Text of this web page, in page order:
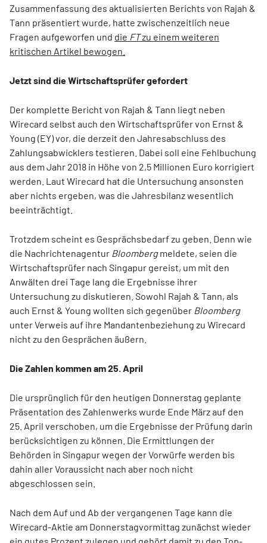
Zusammenfassung des aktualisierten Berichts von Rajah &
Tann präsentiert wurde, hatte zwischenzeitlich neue
Fragen aufgeworfen und die FTzu einem weiteren
kritischen Artikel bewogen.
Jetzt sind die Wirtschaftsprüfer gefordert
Der komplette Bericht von Rajah & Tann liegt neben
Wirecard selbst auch den Wirtschaftsprüfer von Ernst &
Young (EY) vor, die derzeit den Jahresabschluss des
Zahlungsabwicklers testieren. Dabei soll eine Fehlbuchung
aus dem Jahr 2018 in Höhe von 2,5 Millionen Euro korrigiert
werden. Laut Wirecard hat die Untersuchung ansonsten
aber nichts ergeben, was die Jahresbilanz wesentlich
beeinträchtigt.
Trotzdem scheint es Gesprächsbedarf zu geben. Denn wie
die Nachrichtenagentur Bloombergmeldete, seien die
Wirtschaftsprüfer nach Singapur gereist, um mit den
Anwälten drei Tage lang die Ergebnisse ihrer
Untersuchung zu diskutieren. Sowohl Rajah & Tann, als
auch Ernst & Young wollten sich gegenüber Bloomberg
unter Verweis auf ihre Mandantenbeziehung zu Wirecard
nicht zu den Gesprächen äußern.
Die Zahlen kommen am 25. April
Die ursprünglich für den heutigen Donnerstag geplante
Präsentation des Zahlenwerks wurde Ende März auf den
25. April verschoben, um die Ergebnisse der Prüfung darin
berücksichtigen zu können. Die Ermittlungen der
Behörden in Singapur wegen der Vorwürfe werden bis
dahin aller Voraussicht nach aber noch nicht
abgeschlossen sein.
Nach dem Auf und Ab der vergangenen Tage kann die
Wirecard-Aktie am Donnerstagvormittag zunächst wieder